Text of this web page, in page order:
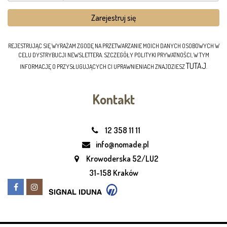
REJESTRUJĄC SIĘ WYRAŻAM ZGODĘ NA PRZETWARZANIE MOICH DANYCH OSOBOWYCH W
CELU DYSTRYBUCJI NEWSLETTERA. SZCZEGÓŁY POLITYKI PRYWATNOŚCI, W TYM
INFORMACJĘ O PRZYSŁUGUJĄCYCH CI UPRAWNIENIACH ZNAJDZIESZTUTAJ.
Kontakt
12 358 11 11
info@nomade.pl
Krowoderska 52/LU2
31-158 Kraków